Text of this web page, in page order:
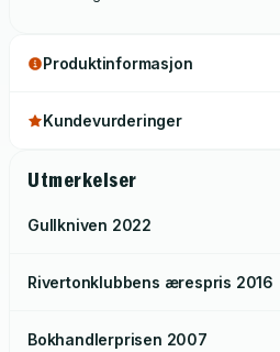
Produktinformasjon
Kundevurderinger
Utmerkelser
Gullkniven 2022
Rivertonklubbens ærespris 2016
Bokhandlerprisen 2007